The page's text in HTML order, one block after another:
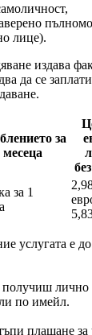
лице).
издава
да се
за
месеца
за 1
услугата е
получиш
по имейл.
плащане за